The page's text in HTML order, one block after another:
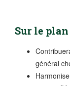
Sur le
général